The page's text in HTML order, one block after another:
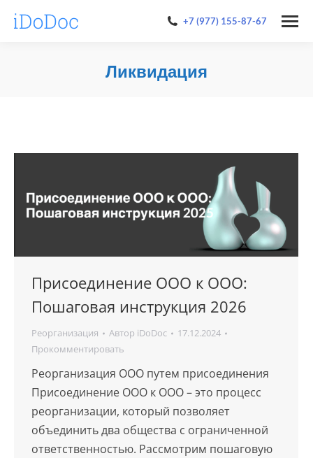
+7 (977) 155-87-67
Ликвидация
Присоединение ООО к ООО:
Пошаговая инструкция 2026
Реорганизация Автор iDoDoc
17.12.2024
Прокомментировать
Реорганизация ООО путем присоединения
Присоединение ООО к ООО – это процесс
реорганизации, который позволяет
объединить два общества с ограниченной
ответственностью. Рассмотрим пошаговую